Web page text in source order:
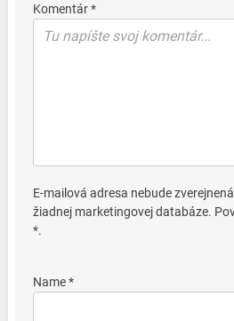
Komentár *
E-mailová adresa nebude
žiadnej marketingovej databáze.
*.
Name *